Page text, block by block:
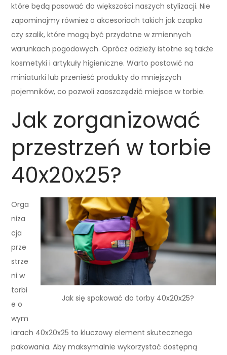
które będą pasować do większości naszych stylizacji. Nie
zapominajmy również o akcesoriach takich jak czapka
czy szalik, które mogą być przydatne w zmiennych
warunkach pogodowych. Oprócz odzieży istotne są także
kosmetyki i artykuły higieniczne. Warto postawić na
miniaturki lub przenieść produkty do mniejszych
pojemników, co pozwoli zaoszczędzić miejsce w torbie.
Jak zorganizować
przestrzeń w torbie
40x20x25?
Jak się spakować do torby 40x20x25?
Orga
niza
cja
prze
strze
ni w
torbi
e o
wym
iarach 40x20x25 to kluczowy element skutecznego
pakowania. Aby maksymalnie wykorzystać dostępną